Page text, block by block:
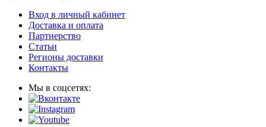
Вход в личный кабинет
Доставка и оплата
Партнерство
Статьи
Регионы доставки
Контакты
Мы в соцсетях: